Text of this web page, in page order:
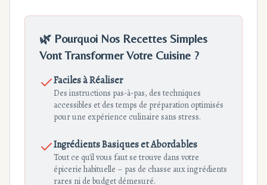
🌿 Pourquoi Nos Recettes Simples
Vont Transformer Votre Cuisine ?
Faciles à Réaliser
Des instructions pas-à-pas, des techniques
accessibles et des temps de préparation optimisés
pour une expérience culinaire sans stress.
Ingrédients Basiques et Abordables
Tout ce qu'il vous faut se trouve dans votre
épicerie habituelle – pas de chasse aux ingrédients
rares ni de budget démesuré.